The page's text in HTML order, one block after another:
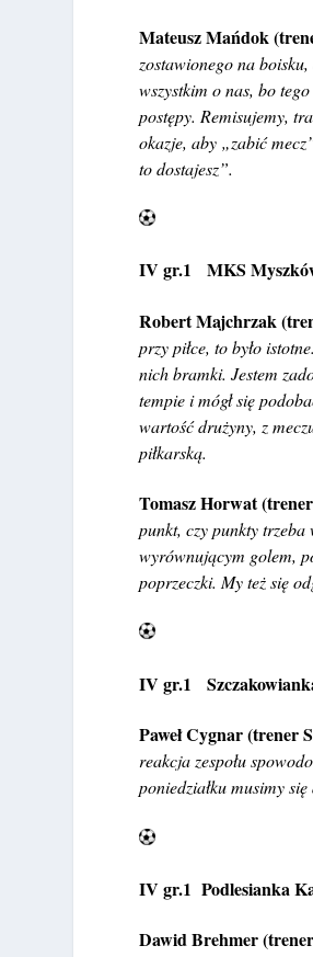
Mateusz Mańdok
zostawionego na
wszystkim o nas, bo
postępy. Remisujemy,
okazje, aby „zabić
to dostajesz”.
IV gr.1 MKS
Robert Majchrzak
przy piłce, to było
nich bramki. Jestem
tempie i mógł się
wartość drużyny, z
piłkarską.
Tomasz Horwat
punkt, czy punkty
wyrównującym golem,
poprzeczki. My też się
IV gr.1
Paweł Cygnar (trener
reakcja zespołu
poniedziałku musimy
IV gr.1 Podlesianka
Dawid Brehmer